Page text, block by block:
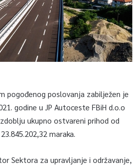
pogođenog poslovanja zabilježen je
godine u JP Autoceste FBiH d.o.o
ukupno ostvareni prihod od
maraka.
Sektora za upravljanje i održavanje,